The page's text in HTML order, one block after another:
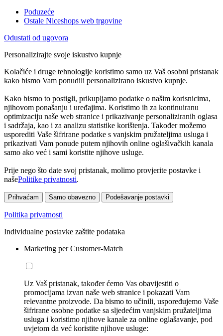
Poduzeće
Ostale Niceshops web trgovine
Odustati od ugovora
Personalizirajte svoje iskustvo kupnje
Kolačiće i druge tehnologije koristimo samo uz Vaš osobni pristanak
kako bismo Vam ponudili personalizirano iskustvo kupnje.
Kako bismo to postigli, prikupljamo podatke o našim korisnicima,
njihovom ponašanju i uređajima. Koristimo ih za kontinuiranu
optimizaciju naše web stranice i prikazivanje personaliziranih oglasa
i sadržaja, kao i za analizu statistike korištenja. Također možemo
usporediti Vaše šifrirane podatke s vanjskim pružateljima usluga i
prikazivati Vam ponude putem njihovih online oglašivačkih kanala
samo ako već i sami koristite njihove usluge.
Prije nego što date svoj pristanak, molimo provjerite postavke i
našePolitike privatnosti.
Prihvaćam Samo obavezno Podešavanje postavki
Politika privatnosti
Individualne postavke zaštite podataka
Marketing per Customer-Match
Uz Vaš pristanak, također ćemo Vas obavijestiti o
promocijama izvan naše web stranice i pokazati Vam
relevantne proizvode. Da bismo to učinili, uspoređujemo Vaše
šifrirane osobne podatke sa sljedećim vanjskim pružateljima
usluga i koristimo njihove kanale za online oglašavanje, pod
uvjetom da već koristite njihove usluge: